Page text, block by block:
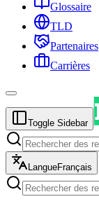
Glossaire
TLD
Partenaires
Carrières
Toggle Sidebar
LangueFrançais